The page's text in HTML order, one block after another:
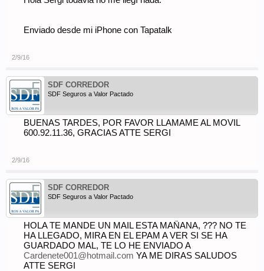
Enviado desde mi iPhone con Tapatalk
2/9/16
SDF CORREDOR
SDF Seguros a Valor Pactado
BUENAS TARDES, POR FAVOR LLAMAME AL MOVIL
600.92.11.36, GRACIAS ATTE SERGI
2/9/16
SDF CORREDOR
SDF Seguros a Valor Pactado
HOLA TE MANDE UN MAIL ESTA MAÑANA, ??? NO TE
HA LLEGADO, MIRA EN EL EPAM A VER SI SE HA
GUARDADO MAL, TE LO HE ENVIADO A
Cardenete001@hotmail.com YA ME DIRAS SALUDOS
ATTE SERGI